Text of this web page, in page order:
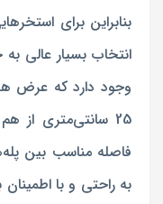
25 سانتی‌متری از
فاصله مناسب بین
به راحتی و با